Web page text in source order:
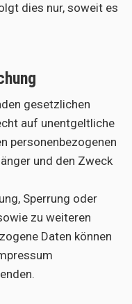
dies nur, soweit es
gesetzlichen
auf unentgeltliche
personenbezogenen
und den Zweck
Sperrung oder
zu weiteren
Daten können